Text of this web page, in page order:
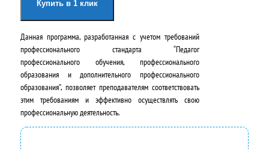
ч
а
л
ь
н
а
я
ц
е
н
а
:
2
Купить в 1 клик
Данная программа, разработанная с учетом требований
профессионального стандарта “Педагог
профессионального обучения, профессионального
образования и дополнительного профессионального
образования”, позволяет преподавателям соответствовать
этим требованиям и эффективно осуществлять свою
профессиональную деятельность.